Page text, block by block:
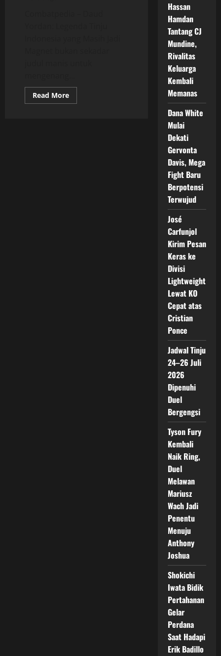
Read MoreRead
more
Hassan
Hamdan
Tantang CJ
Mundine,
Rivalitas
Keluarga
Kembali
Memanas
Dana White
Mulai
Dekati
Gervonta
Davis, Mega
Fight Baru
Berpotensi
Terwujud
José
Carfunjol
Kirim Pesan
Keras ke
Divisi
Lightweight
Lewat KO
Cepat atas
Cristian
Ponce
Jadwal Tinju
24–26 Juli
2026
Dipenuhi
Duel
Bergengsi
Tyson Fury
Kembali
Naik Ring,
Duel
Melawan
Mariusz
Wach Jadi
Penentu
Menuju
Anthony
Joshua
Shokichi
Iwata Bidik
Pertahanan
Gelar
Perdana
Saat Hadapi
Erik Badillo